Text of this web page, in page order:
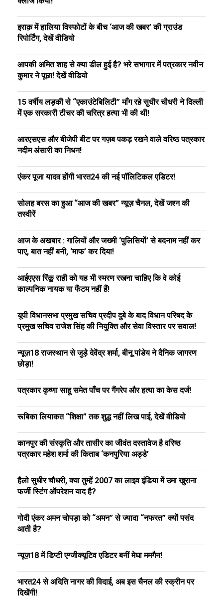
इराक़ में हालिया विस्फोटों के बीच ‘आज की खबर’ की ग्राउंड
रिपोर्टिंग, देखें वीडियो
आपकी अमित शाह से क्या डील हुई है? भरे सभागार में पत्रकार नवीन
कुमार ने पूछा! देखें वीडियो
15 वर्षीय लड़की से “एकाउंटेबिलिटी” माँग रहे सुधीर चौधरी ने दिल्ली
में एक सरकारी टीचर की चरित्र हत्या भी की थी!
आरएसएस और बीजेपी बीट पर गज़ब पकड़ रखने वाले वरिष्ठ पत्रकार
नदीम अंसारी का निधन!
एंकर पूजा यादव होंगी भारत24 की नई पॉलिटिकल एडिटर!
सोलह बरस का हुआ “आज की खबर” न्यूज़ चैनल, देखें जश्न की
तस्वीरें
आज के अखबार : गालियों और जख्मी ‘पुलिसियों’ से बदनाम नहीं कर
पाए, बात नहीं बनी, ‘माफ’ कर दिया!
आईएएस रिंकू राही को यह भी स्मरण रखना चाहिए कि वे कोई
काल्पनिक नायक या फैंटम नहीं हैं!
यूपी विधानसभा प्रमुख सचिव प्रदीप दुबे के बाद विधान परिषद के
प्रमुख सचिव राजेश सिंह की नियुक्ति और सेवा विस्तार पर सवाल!
न्यूज़18 राजस्थान से जुड़े देवेंद्र शर्मा, बीनू पांडेय ने दैनिक जागरण
छोड़ा!
पत्रकार कृष्णा साहू समेत पाँच पर गैंगरेप और हत्या का केस दर्ज!
रूबिका लियाकत “शिक्षा” तक शुद्ध नहीं लिख पाई, देखें वीडियो
कानपुर की संस्कृति और तासीर का जीवंत दस्तावेज है वरिष्ठ
पत्रकार महेश शर्मा की किताब ‘कनपुरिया अड्डे’
हैलो सुधीर चौधरी, क्या तुम्हें 2007 का लाइव इंडिया में उमा खुराना
फर्जी स्टिंग ऑपरेशन याद है?
गोदी एंकर अमन चोपड़ा को “अमन” से ज्यादा “नफरत” क्यों पसंद
आती है?
न्यूज़18 में डिप्टी एग्जीक्यूटिव एडिटर बनीं मेघा ममगैन!
भारत24 से अदिति नागर की विदाई, अब इस चैनल की स्क्रीन पर
दिखेंगी!